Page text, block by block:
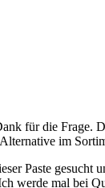
für die Frage.
im
Paste gesucht
werde mal bei